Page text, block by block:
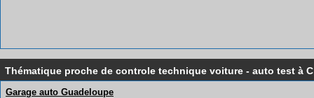
Thématique proche de controle technique voiture - auto test à
Garage auto Guadeloupe